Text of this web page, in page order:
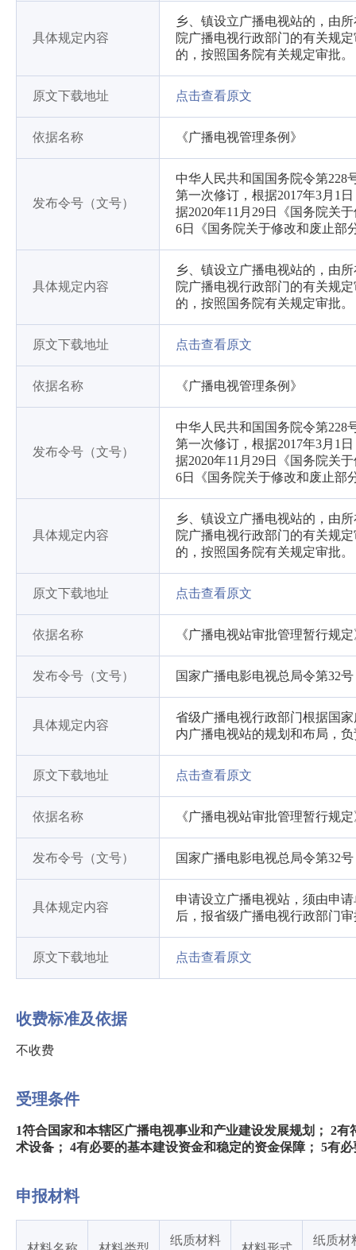
具体规定内容
乡、镇设立广播电视站的，由
院广播电视行政部门的有关规
的，按照国务院有关规定审批。
原文下载地址 点击查看原文
依据名称 《广播电视管理条例》
发布令号（文号）
中华人民共和国国务院令第228
第一次修订，根据2017年3月1
据2020年11月29日《国务院关
6日《国务院关于修改和废止部
具体规定内容
乡、镇设立广播电视站的，由
院广播电视行政部门的有关规
的，按照国务院有关规定审批。
原文下载地址 点击查看原文
依据名称 《广播电视管理条例》
发布令号（文号）
中华人民共和国国务院令第228
第一次修订，根据2017年3月1
据2020年11月29日《国务院关
6日《国务院关于修改和废止部
具体规定内容
乡、镇设立广播电视站的，由
院广播电视行政部门的有关规
的，按照国务院有关规定审批。
原文下载地址 点击查看原文
依据名称 《广播电视站审批管理暂行规
发布令号（文号） 国家广播电影电视总局令第32号
具体规定内容
省级广播电视行政部门根据国
内广播电视站的规划和布局，
原文下载地址 点击查看原文
依据名称 《广播电视站审批管理暂行规
发布令号（文号） 国家广播电影电视总局令第32号
具体规定内容
申请设立广播电视站，须由申
后，报省级广播电视行政部门
原文下载地址 点击查看原文
收费标准及依据
不收费
受理条件
1符合国家和本辖区广播电视事业和产业建设发展规划； 2
术设备； 4有必要的基本建设资金和稳定的资金保障； 5有
申报材料
纸质材料 纸质材